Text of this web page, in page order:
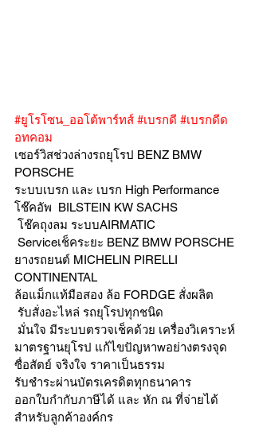
#ยูโรโซน_ออโต้พาร์ทส์ #เบรกดี #เบรกดีด
อทคอม
เซอร์วิสช่วงล่างรถยุโรป BENZ BMW
PORSCHE
ระบบเบรก และ เบรก High Performance
โช๊คอัพ  BILSTEIN KW SACHS
โช๊คถุงลม ระบบAIRMATIC
Serviceเช็คระยะ BENZ BMW PORSCHE
ยางรถยนต์ MICHELIN PIRELLI
CONTINENTAL
ล้อแม็กแท้มือสอง ล้อ FORDGE สั่งผลิต
รับสั่งอะไหล่ รถยุโรปทุกชนิด
มาตรฐานยุโรป แก้ไขปัญหาwอย่างตรงจุด
ซื่อสัตย์ จริงใจ ราคาเป็นธรรม
รับชำระผ่านบัตรเครดิตทุกธนาคาร
ออกใบกำกับภาษีได้ และ หัก ณ ที่จ่ายได้
สำหรับลูกค้าองค์กร